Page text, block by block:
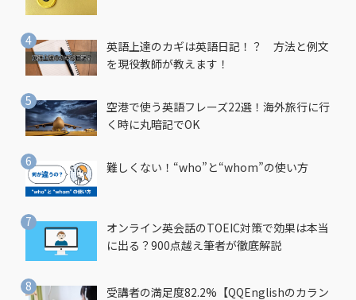
英語上達のカギは英語日記！？ 方法と例文
を現役教師が教えます！
空港で使う英語フレーズ22選！海外旅行に行
く時に丸暗記でOK
難しくない！“who”と“whom”の使い方
オンライン英会話のTOEIC対策で効果は本当
に出る？900点越え筆者が徹底解説
受講者の満足度82.2%【QQEnglishのカラン